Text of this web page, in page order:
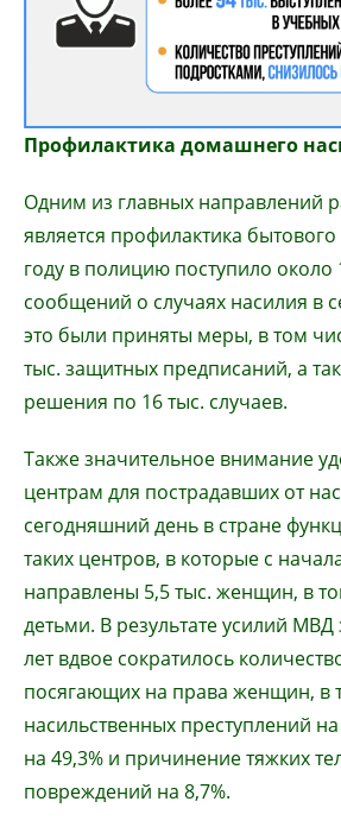
Профилактика домашнего
Одним из главных направлений
является профилактика
году в полицию поступило около
сообщений о случаях насилия в
это были приняты меры, в том
тыс. защитных предписаний, а
решения по 16 тыс. случаев.
Также значительное внимание
центрам для пострадавших от
сегодняшний день в стране
таких центров, в которые с
направлены 5,5 тыс. женщин, в
детьми. В результате усилий МВД
лет вдвое сократилось
посягающих на права женщин, в
насильственных преступлений
на 49,3% и причинение тяжких
повреждений на 8,7%.